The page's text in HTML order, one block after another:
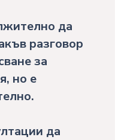
да
разговор
за
но е
да